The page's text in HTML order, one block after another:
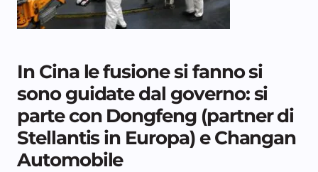
In Cina le fusione si fanno si
sono guidate dal governo: si
parte con Dongfeng (partner di
Stellantis in Europa) e Changan
Automobile